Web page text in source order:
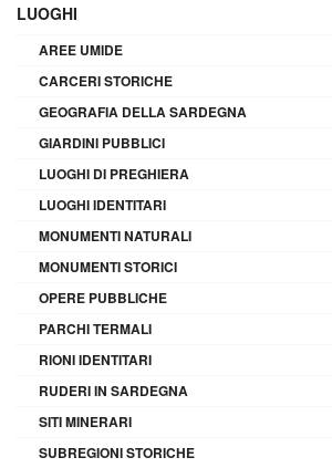
LUOGHI
AREE UMIDE
CARCERI STORICHE
GEOGRAFIA DELLA SARDEGNA
GIARDINI PUBBLICI
LUOGHI DI PREGHIERA
LUOGHI IDENTITARI
MONUMENTI NATURALI
MONUMENTI STORICI
OPERE PUBBLICHE
PARCHI TERMALI
RIONI IDENTITARI
RUDERI IN SARDEGNA
SITI MINERARI
SUBREGIONI STORICHE